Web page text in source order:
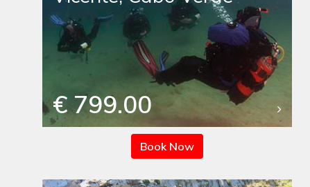
€ 799.00
Book Now